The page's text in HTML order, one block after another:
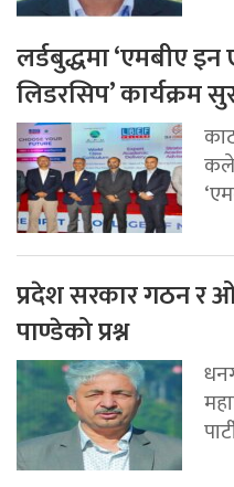
लर्डबुद्धमा ‘एमबीए
लिडरसिप’ कार्यक्रम
प्रदेश सरकार गठन र
पाण्डेको प्रश्न